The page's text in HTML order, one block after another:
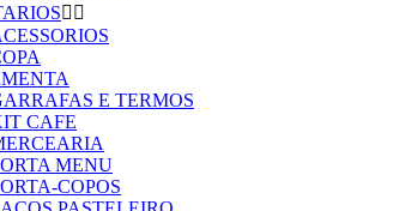
 
E TERMOS
CAFE
MENU
COPOS